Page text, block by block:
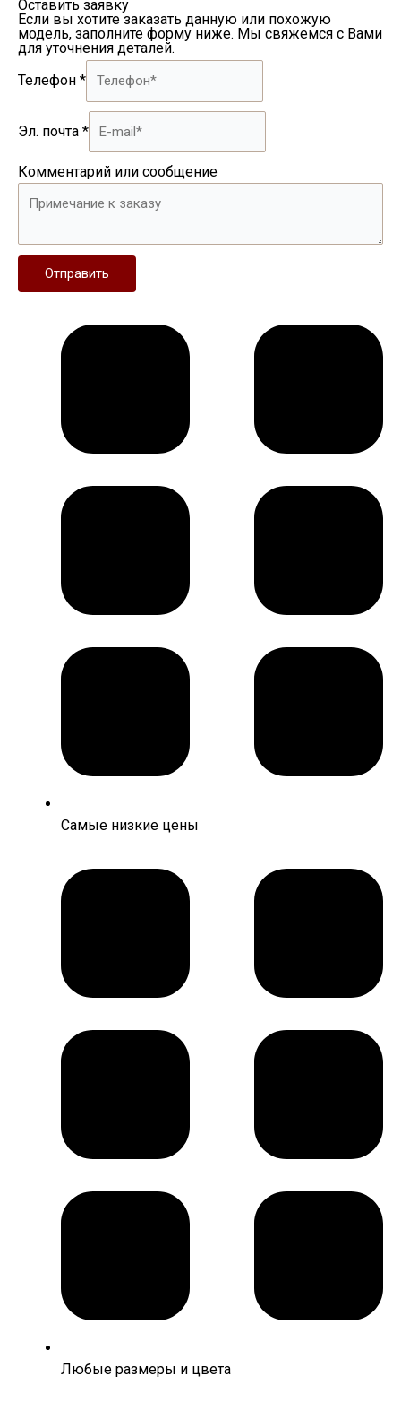
Оставить заявку
Если вы хотите заказать данную или похожую
модель, заполните форму ниже. Мы свяжемся с Вами
для уточнения деталей.
Телефон *
Эл. почта *
Комментарий или сообщение
Отправить
Самые низкие цены
Любые размеры и цвета